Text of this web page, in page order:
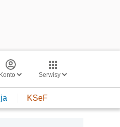
Konto Serwisy
KSeF